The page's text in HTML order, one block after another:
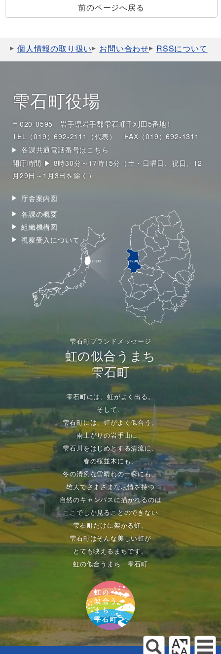
前のページへ戻る
個人情報の取り扱い お問い合わせ RSSについて
雫石町役場
〒020-0595 岩手県岩手郡雫石町千刈田5番地1
TEL（019）692-2111（代表）
FAX（019）692-1311
各課共通電話番号はこちら
開庁時間 ▶ 8時30分～17時15分（土・日曜日、祝日、12
月29日～1月3日を除く）
庁舎案内図
各課の概要
組織機構図
視察受入について
雫石町ブランドメッセージ
虹の似合うまち
雫石町
雫石町には、虹がよく出る。
そして、
雫石町には、虹がよく似合う。
雨上がりの岩手山に、
雫石川をはじめとする清流に、
春の桜並木にも、
冬の清冽な雪晴れの一瞬にも、
雄大でさまざまな表情を持つ
自然のキャンパスに描かれるのは
ここでしか見ることのできない
雫石町だけに架かる虹。
雫石町はそんな美しい虹が
とても映えるまちです。
虹の似合うまち 雫石町